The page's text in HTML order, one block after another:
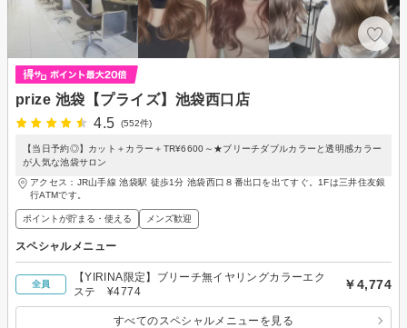
prize 池袋【プライズ】池袋西口店
4.5
(552件)
【当日予約◎】カット＋カラー＋TR¥6600～★ブリーチダブルカラーと透明感カラー
が人気な池袋サロン
アクセス：JR山手線 池袋駅 徒歩1分 池袋西口８番出口を出てすぐ。1Fは三井住友銀
行ATMです。
ポイントが貯まる・使える メンズ歓迎
スペシャルメニュー
全員
【YIRINA限定】ブリーチ無イヤリングカラーエク
ステ ¥4774
￥4,774
すべてのスペシャルメニューを見る